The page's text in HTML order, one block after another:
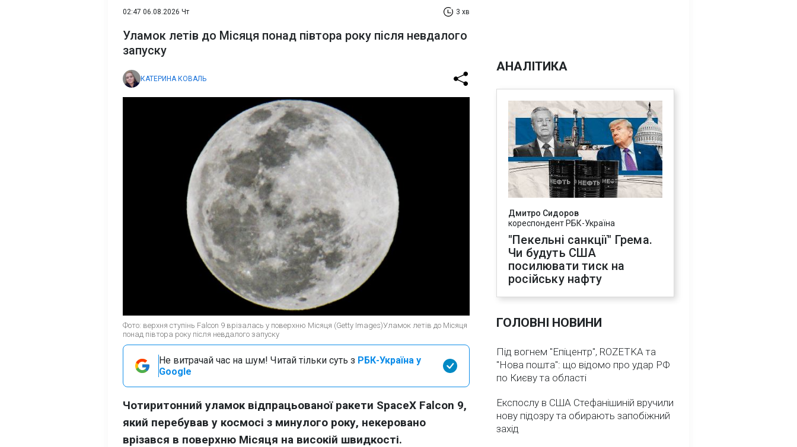
02:47 06.08.2026 Чт 3 хв
Уламок летів до Місяця понад півтора року після невдалого
запуску
КАТЕРИНА КОВАЛЬ
Фото: верхня ступінь Falcon 9 врізалась у поверхню Місяця (Getty Images)Уламок летів до Місяця
понад півтора року після невдалого запуску
Не витрачай час на шум! Читай тільки суть з РБК-Україна у
Google
Чотиритонний уламок відпрацьованої ракети SpaceX Falcon 9,
який перебував у космосі з минулого року, некеровано
врізався в поверхню Місяця на високій швидкості.
АНАЛІТИКА
Дмитро Сидоров
кореспондент РБК-Україна
"Пекельні санкції" Грема.
Чи будуть США
посилювати тиск на
російську нафту
ГОЛОВНІ НОВИНИ
Під вогнем "Епіцентр", ROZETKA та
"Нова пошта": що відомо про удар РФ
по Києву та області
Експослу в США Стефанішиній вручили
нову підозру та обирають запобіжний
захід